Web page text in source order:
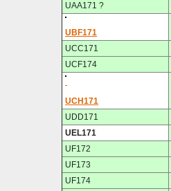
UAA171 ?
UBF171
UCC171
UCF174
UCH171
UDD171
UEL171
UF172
UF173
UF174